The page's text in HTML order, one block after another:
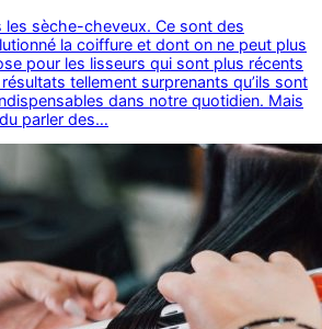
les sèche-cheveux. Ce sont des
la coiffure et dont on ne peut plus
pour les lisseurs qui sont plus récents
tellement surprenants qu’ils sont
dans notre quotidien. Mais
parler des…